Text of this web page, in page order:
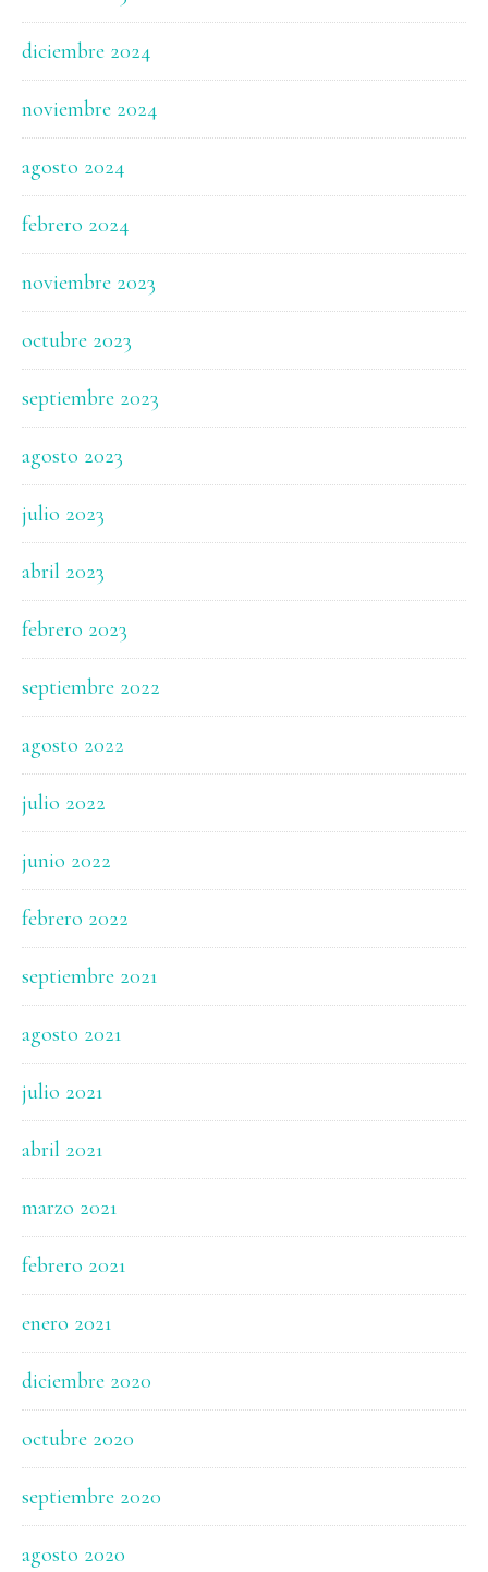
diciembre 2024
noviembre 2024
agosto 2024
febrero 2024
noviembre 2023
octubre 2023
septiembre 2023
agosto 2023
julio 2023
abril 2023
febrero 2023
septiembre 2022
agosto 2022
julio 2022
junio 2022
febrero 2022
septiembre 2021
agosto 2021
julio 2021
abril 2021
marzo 2021
febrero 2021
enero 2021
diciembre 2020
octubre 2020
septiembre 2020
agosto 2020